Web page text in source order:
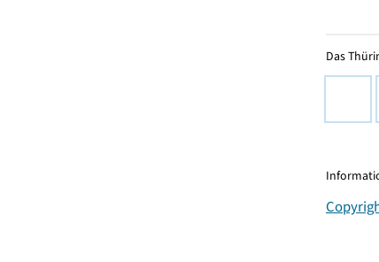
Das